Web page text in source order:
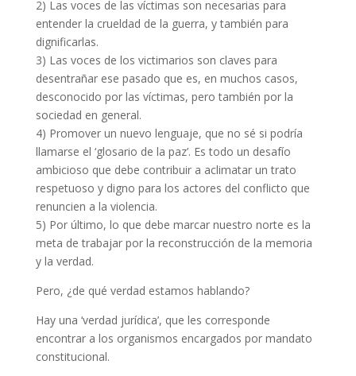
2) Las voces de las víctimas son necesarias para
entender la crueldad de la guerra, y también para
dignificarlas.
3) Las voces de los victimarios son claves para
desentrañar ese pasado que es, en muchos casos,
desconocido por las víctimas, pero también por la
sociedad en general.
4) Promover un nuevo lenguaje, que no sé si podría
llamarse el ‘glosario de la paz’. Es todo un desafío
ambicioso que debe contribuir a aclimatar un trato
respetuoso y digno para los actores del conflicto que
renuncien a la violencia.
5) Por último, lo que debe marcar nuestro norte es la
meta de trabajar por la reconstrucción de la memoria
y la verdad.
Pero, ¿de qué verdad estamos hablando?
Hay una ‘verdad jurídica’, que les corresponde
encontrar a los organismos encargados por mandato
constitucional.